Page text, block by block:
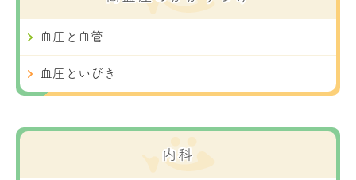
血圧と血管
血圧といびき
内科